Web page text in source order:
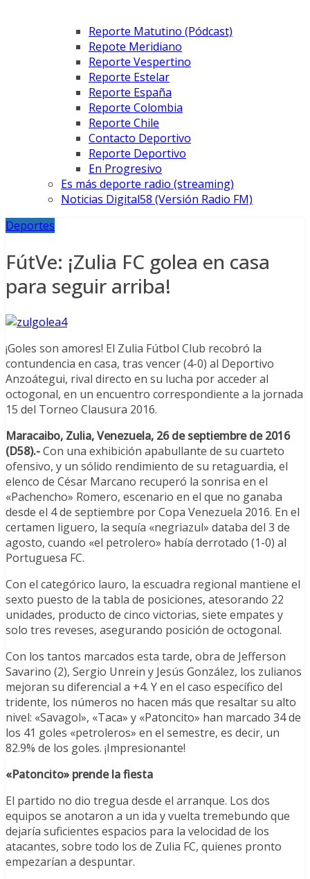
Reporte Matutino (Pódcast)
Repote Meridiano
Reporte Vespertino
Reporte Estelar
Reporte España
Reporte Colombia
Reporte Chile
Contacto Deportivo
Reporte Deportivo
En Progresivo
Es más deporte radio (streaming)
Noticias Digital58 (Versión Radio FM)
Deportes
FútVe: ¡Zulia FC golea en casa
para seguir arriba!
¡Goles son amores! El Zulia Fútbol Club recobró la
contundencia en casa, tras vencer (4-0) al Deportivo
Anzoátegui, rival directo en su lucha por acceder al
octogonal, en un encuentro correspondiente a la jornada
15 del Torneo Clausura 2016.
Maracaibo, Zulia, Venezuela, 26 de septiembre de 2016
(D58).-Con una exhibición apabullante de su cuarteto
ofensivo, y un sólido rendimiento de su retaguardia, el
elenco de César Marcano recuperó la sonrisa en el
«Pachencho» Romero, escenario en el que no ganaba
desde el 4 de septiembre por Copa Venezuela 2016. En el
certamen liguero, la sequía «negriazul» databa del 3 de
agosto, cuando «el petrolero» había derrotado (1-0) al
Portuguesa FC.
Con el categórico lauro, la escuadra regional mantiene el
sexto puesto de la tabla de posiciones, atesorando 22
unidades, producto de cinco victorias, siete empates y
solo tres reveses, asegurando posición de octogonal.
Con los tantos marcados esta tarde, obra de Jefferson
Savarino (2), Sergio Unrein y Jesús González, los zulianos
mejoran su diferencial a +4. Y en el caso específico del
tridente, los números no hacen más que resaltar su alto
nivel: «Savagol», «Taca» y «Patoncito» han marcado 34 de
los 41 goles «petroleros» en el semestre, es decir, un
82.9% de los goles. ¡Impresionante!
«Patoncito» prende la fiesta
El partido no dio tregua desde el arranque. Los dos
equipos se anotaron a un ida y vuelta tremebundo que
dejaría suficientes espacios para la velocidad de los
atacantes, sobre todo los de Zulia FC, quienes pronto
empezarían a despuntar.